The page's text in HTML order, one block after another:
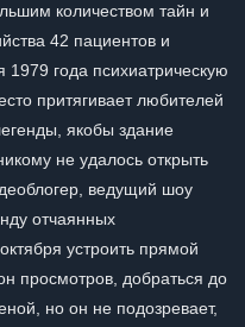
количеством тайн и
42 пациентов и
1979 года психиатрическую
притягивает любителей
якобы здание
не удалось открыть
ведущий шоу
отчаянных
устроить прямой
просмотров, добраться до
но он не подозревает,